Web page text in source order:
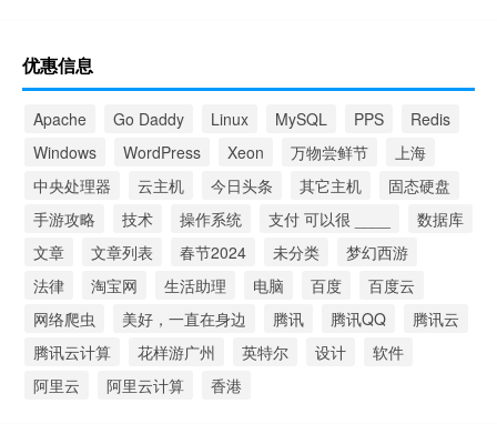
优惠信息
Apache Go Daddy Linux MySQL PPS
Redis
Windows
WordPress Xeon 万物尝鲜节
上海
中央处理器
云主机 今日头条 其它主机
固态硬盘
手游攻略
技术 操作系统 支付 可以很 ____
数据库
文章
文章列表 春节2024 未分类
梦幻西游
法律
淘宝网 生活助理 电脑 百度
百度云
网络爬虫
美好，一直在身边 腾讯 腾讯QQ
腾讯云
腾讯云计算
花样游广州 英特尔 设计
软件
阿里云
阿里云计算 香港